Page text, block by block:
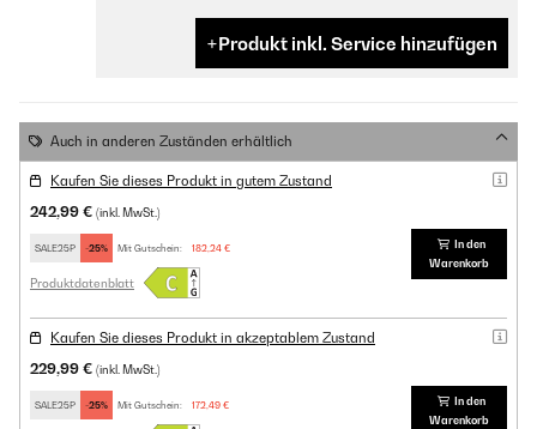
Produkt inkl. Service hinzufügen
Auch in anderen Zuständen erhältlich
Kaufen Sie dieses Produkt in gutem Zustand
242,99 € (inkl. MwSt.)
SALE25P -25% Mit Gutschein: 182,24 €
Produktdatenblatt
In den
Warenkorb
Kaufen Sie dieses Produkt in akzeptablem Zustand
229,99 € (inkl. MwSt.)
SALE25P -25% Mit Gutschein: 172,49 €
In den
Warenkorb